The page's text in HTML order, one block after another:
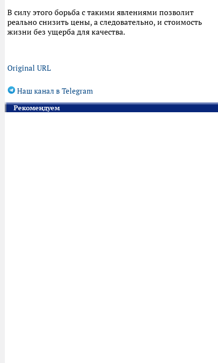
В силу этого борьба с такими явлениями позволит
реально снизить цены, а следовательно, и стоимость
жизни без ущерба для качества.
Original URL
Наш канал в Telegram
Рекомендуем